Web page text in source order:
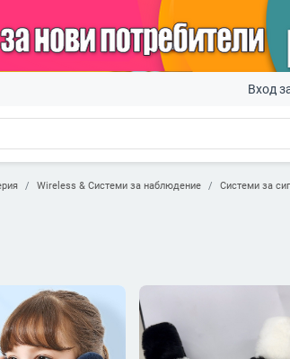
Вход
Wireless & Системи за наблюдение Системи за